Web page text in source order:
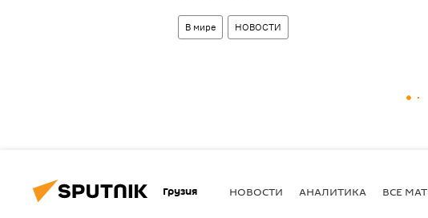
В мире НОВОСТИ
Грузия НОВОСТИ АНАЛИТИКА ВСЕ